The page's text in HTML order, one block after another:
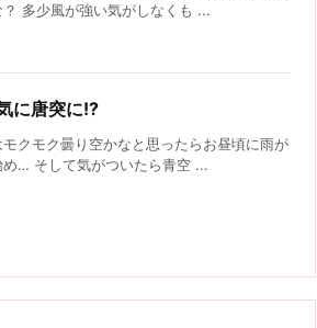
？ 多少風が強い気がしなくも ...
に唐突に!?
クモク曇り空かなと思ったらお昼頃に雨が
め… そして気がついたら青空 ...